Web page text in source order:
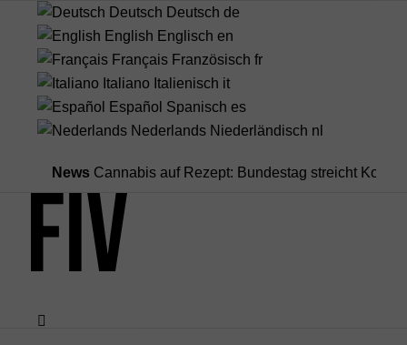
Deutsch Deutsch de
English Englisch en
Français Französisch fr
Italiano Italienisch it
Español Spanisch es
Nederlands Niederländisch nl
Cannabis auf Rezept: Bundestag streicht